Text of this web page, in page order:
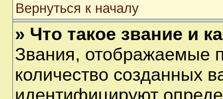
Вернуться к началу
» Что такое звание и
Звания, отображаемые
количество созданных
идентифицируют